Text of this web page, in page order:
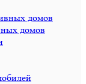
домов
домов